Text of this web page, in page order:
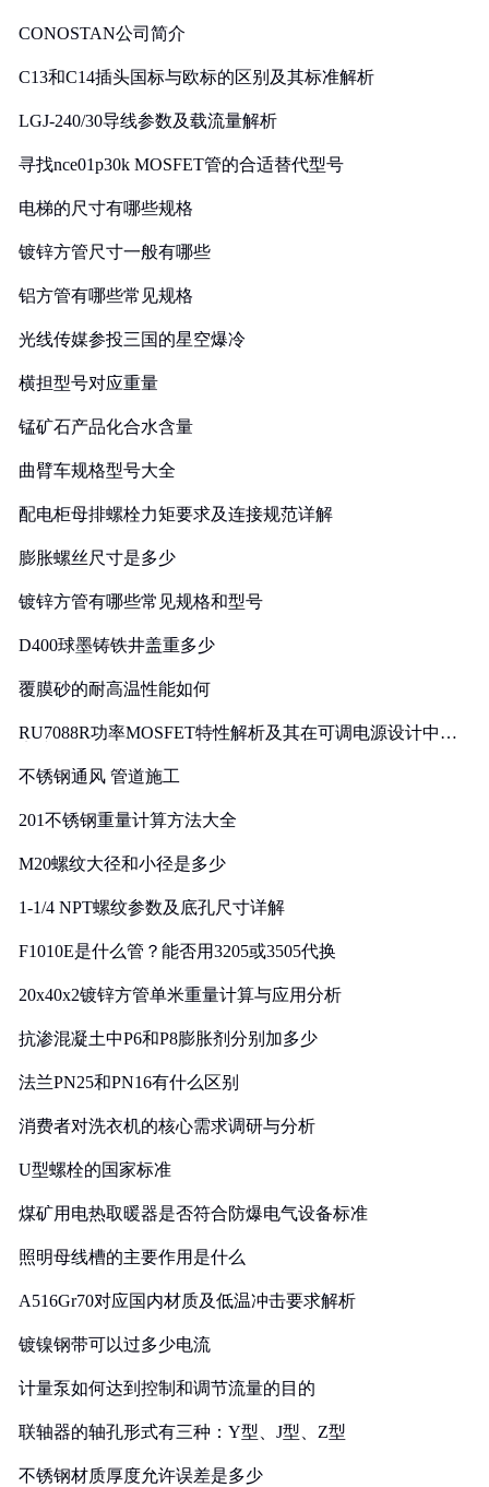
CONOSTAN公司简介
C13和C14插头国标与欧标的区别及其标准解析
LGJ-240/30导线参数及载流量解析
寻找nce01p30k MOSFET管的合适替代型号
电梯的尺寸有哪些规格
镀锌方管尺寸一般有哪些
铝方管有哪些常见规格
光线传媒参投三国的星空爆冷
横担型号对应重量
锰矿石产品化合水含量
曲臂车规格型号大全
配电柜母排螺栓力矩要求及连接规范详解
膨胀螺丝尺寸是多少
镀锌方管有哪些常见规格和型号
D400球墨铸铁井盖重多少
覆膜砂的耐高温性能如何
RU7088R功率MOSFET特性解析及其在可调电源设计中的
不锈钢通风 管道施工
201不锈钢重量计算方法大全
M20螺纹大径和小径是多少
1-1/4 NPT螺纹参数及底孔尺寸详解
F1010E是什么管？能否用3205或3505代换
20x40x2镀锌方管单米重量计算与应用分析
抗渗混凝土中P6和P8膨胀剂分别加多少
法兰PN25和PN16有什么区别
消费者对洗衣机的核心需求调研与分析
U型螺栓的国家标准
煤矿用电热取暖器是否符合防爆电气设备标准
照明母线槽的主要作用是什么
A516Gr70对应国内材质及低温冲击要求解析
镀镍钢带可以过多少电流
计量泵如何达到控制和调节流量的目的
联轴器的轴孔形式有三种：Y型、J型、Z型
不锈钢材质厚度允许误差是多少